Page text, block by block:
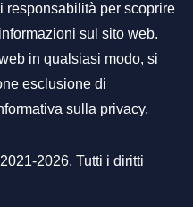
responsabilità per scoprire
sul sito web.
in qualsiasi modo, si
esclusione di
sulla privacy.
2026. Tutti i diritti